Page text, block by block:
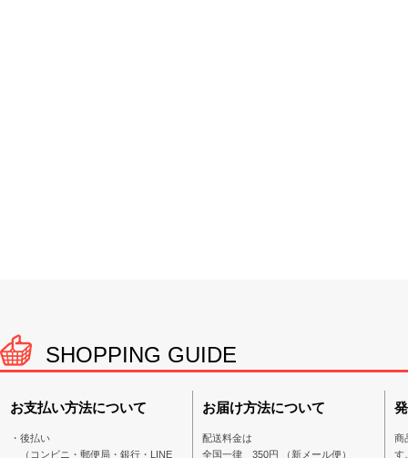
SHOPPING GUIDE
お支払い方法について
・後払い
（コンビニ・郵便局・銀行・LINE
お届け方法について
配送料金は
全国一律 350円 （新メール便）
商
す